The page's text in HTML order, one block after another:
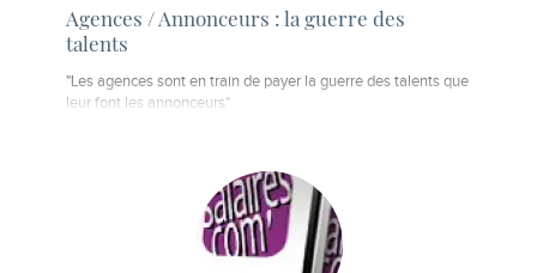
Agences / Annonceurs : la guerre des
talents
"Les agences sont en train de payer la guerre des talents que
leur font les annonceurs"